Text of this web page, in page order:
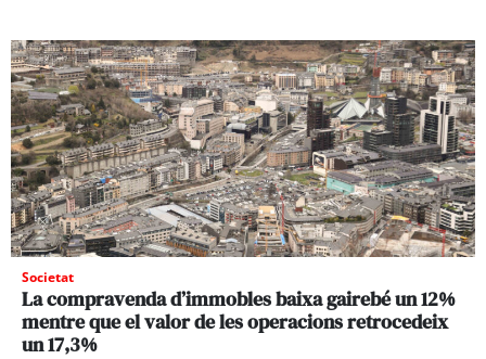
Societat
La compravenda d’immobles baixa gairebé un 12%
mentre que el valor de les operacions retrocedeix
un 17,3%